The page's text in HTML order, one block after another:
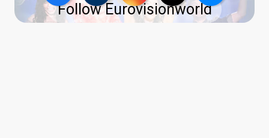
Follow Eurovisionworld